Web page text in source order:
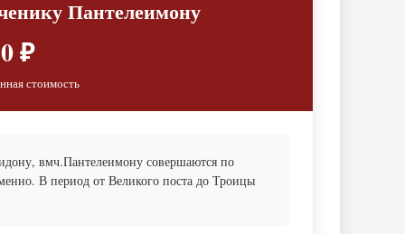
Пантелеимону
₽
стоимость
вмч.Пантелеимону совершаются по
В период от Великого поста до Троицы